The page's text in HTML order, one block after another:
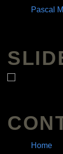
Pascal
Home